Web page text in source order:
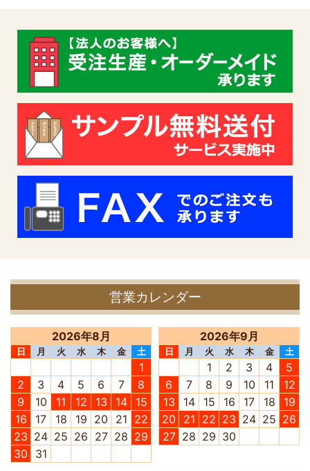
営業カレンダー
2026年8月
日 月 火 水 木 金 土
1
2
3 4 5 6 7
8
9
10 11 12 13 14
15
16
17 18 19 20 21 22
23 24 25 26 27 28 29
30
31
2026年9月
日 月 火 水 木 金 土
1 2 3 4
5
6
7 8 9 10 11
12
13
14 15 16 17 18
19
20
21 22 23 24 25 26
27 28 29 30